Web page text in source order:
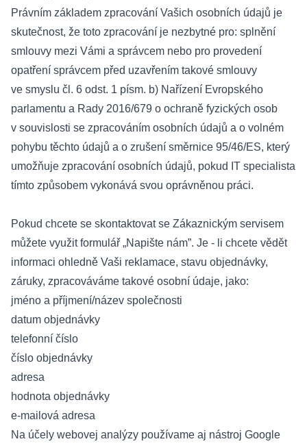
Právním základem zpracování Vašich osobních údajů je
skutečnost, že toto zpracování je nezbytné pro: splnění
smlouvy mezi Vámi a správcem nebo pro provedení
opatření správcem před uzavřením takové smlouvy
ve smyslu čl. 6 odst. 1 písm. b) Nařízení Evropského
parlamentu a Rady 2016/679 o ochraně fyzických osob
v souvislosti se zpracováním osobních údajů a o volném
pohybu těchto údajů a o zrušení směrnice 95/46/ES, který
umožňuje zpracování osobních údajů, pokud IT specialista
tímto způsobem vykonává svou oprávněnou práci.
Pokud chcete se skontaktovat se Zákaznickým servisem
můžete využit formulář „Napište nám”. Je - li chcete vědět
informaci ohledně Vaši reklamace, stavu objednávky,
záruky, zpracováváme takové osobní údaje, jako:
jméno a příjmení/název společnosti
datum objednávky
telefonní číslo
číslo objednávky
adresa
hodnota objednávky
e-mailová adresa
Na účely webovej analýzy používame aj nástroj Google